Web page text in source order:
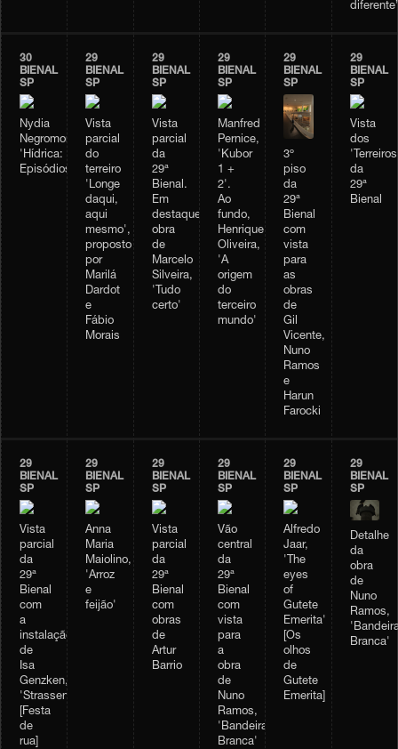
30
BIENAL
SP
Nydia
Negromonte,
'Hídrica:
Episódios'
29
BIENAL
SP
Vista
parcial
do
terreiro
'Longe
daqui,
aqui
mesmo',
proposto
por
Marilá
Dardot
e
Fábio
Morais
29
BIENAL
SP
Vista
parcial
da
29ª
Bienal.
Em
destaque,
obra
de
Marcelo
Silveira,
'Tudo
certo'
29
BIENAL
SP
Manfred
Pernice,
'Kubor
1 +
2'.
Ao
fundo,
Henrique
Oliveira,
'A
origem
do
terceiro
mundo'
29
BIENAL
SP
3º
piso
da
29ª
Bienal
com
vista
para
as
obras
de
Gil
Vicente,
Nuno
Ramos
e
Harun
Farocki
29
BIENAL
SP
Vista
dos
da
29ª
Bienal
29
BIENAL
SP
Vista
parcial
da
29ª
Bienal
com
a
instalação
de
Isa
Genzken,
'Strassenfest'
[Festa
de
rua]
29
BIENAL
SP
Anna
Maria
Maiolino,
'Arroz
e
feijão'
29
BIENAL
SP
Vista
parcial
da
29ª
Bienal
com
obras
de
Artur
Barrio
29
BIENAL
SP
Vão
central
da
29ª
Bienal
com
vista
para
a
obra
de
Nuno
Ramos,
'Bandeira
Branca'
29
BIENAL
SP
Alfredo
Jaar,
'The
eyes
of
Gutete
Emerita'
[Os
olhos
de
Gutete
Emerita]
29
BIENAL
SP
Detalhe
da
obra
de
Nuno
Ramos,
Branca'